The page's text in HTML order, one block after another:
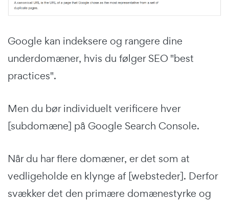
Google kan indeksere og rangere dine
underdomæner, hvis du følger SEO "best
practices".
Men du bør individuelt verificere hver
[subdomæne] på Google Search Console.
Når du har flere domæner, er det som at
vedligeholde en klynge af [websteder]. Derfor
svækker det den primære domænestyrke og